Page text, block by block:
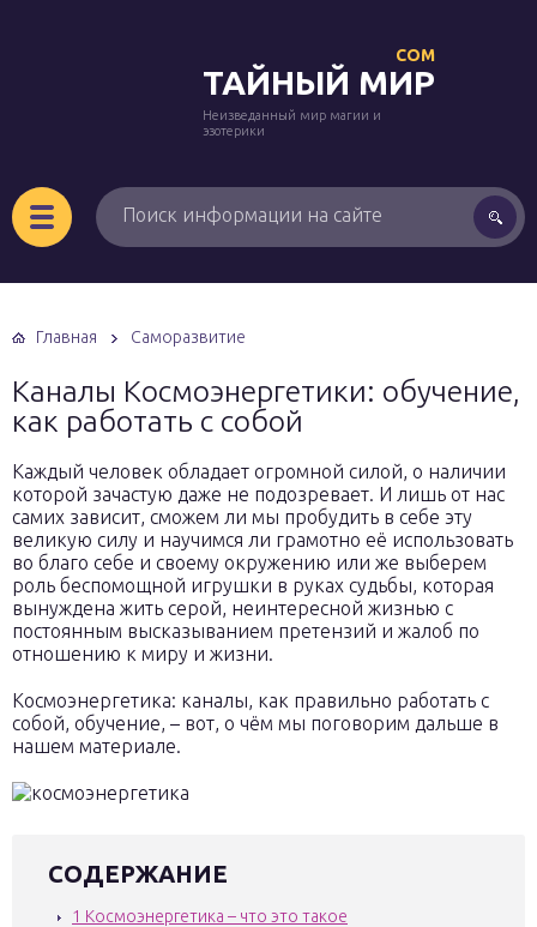
ТАЙНЫЙ МИР
COM
Неизведанный мир магии и
эзотерики
Главная Саморазвитие
Каналы Космоэнергетики: обучение,
как работать с собой
Каждый человек обладает огромной силой, о наличии
которой зачастую даже не подозревает. И лишь от нас
самих зависит, сможем ли мы пробудить в себе эту
великую силу и научимся ли грамотно её использовать
во благо себе и своему окружению или же выберем
роль беспомощной игрушки в руках судьбы, которая
вынуждена жить серой, неинтересной жизнью с
постоянным высказыванием претензий и жалоб по
отношению к миру и жизни.
Космоэнергетика: каналы, как правильно работать с
собой, обучение, – вот, о чём мы поговорим дальше в
нашем материале.
СОДЕРЖАНИЕ
1 Космоэнергетика – что это такое